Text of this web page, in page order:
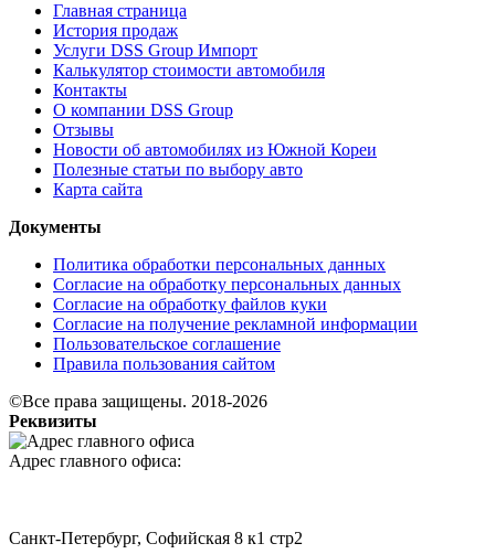
Главная страница
История продаж
Услуги DSS Group Импорт
Калькулятор стоимости автомобиля
Контакты
О компании DSS Group
Отзывы
Новости об автомобилях из Южной Кореи
Полезные статьи по выбору авто
Карта сайта
Документы
Политика обработки персональных данных
Согласие на обработку персональных данных
Согласие на обработку файлов куки
Согласие на получение рекламной информации
Пользовательское соглашение
Правила пользования сайтом
©Все права защищены. 2018-2026
Реквизиты
Адрес главного офиса:
Санкт-Петербург, Софийская 8 к1 стр2